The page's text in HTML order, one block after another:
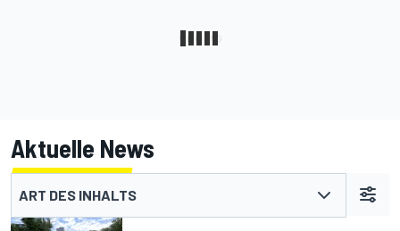
Aktuelle News
ART DES INHALTS